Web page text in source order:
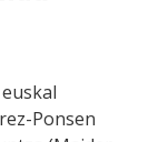
Ponsen